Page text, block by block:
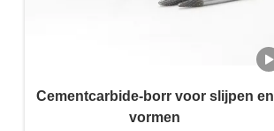
Cementcarbide-borr voor slijpen en
vormen